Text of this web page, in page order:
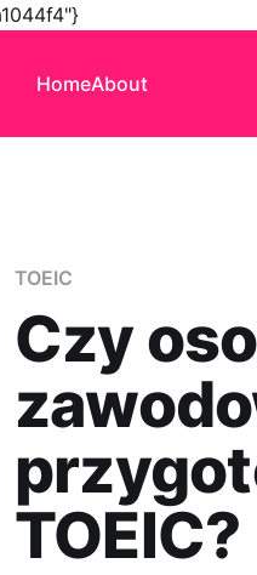
HomeAbout
TOEIC
Czy
TOEIC?